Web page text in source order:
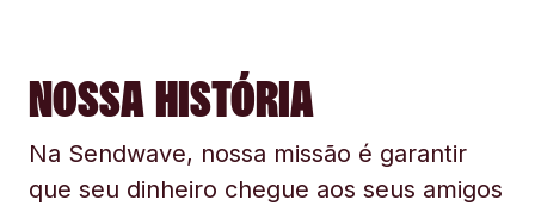
NOSSA HISTÓRIA
Na Sendwave, nossa missão é garantir
que seu dinheiro chegue aos seus amigos